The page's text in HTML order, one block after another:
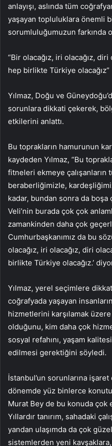
anlayışı, aslında tüm
yaşayan topluluklara önemli
sorumluluğumuzun farkında
“Bir olacağız, iri olacağız, diri
hep birlikte Türkiye olacağız”
Yılmaz, Doğu ve
sorunlara dikkati çekerek,
etkilerini anlattı.
Bu toprakların hamurunun
kaydeden Yılmaz, “Bu
fitneleri ekmeye çalışanların
beraberliğimizle,
kadar, bundan sonra da boşa
Veli’nin burada çok çok
zamankinden daha çok
Cumhurbaşkanımız da bu
olacağız, iri olacağız, diri
birlikte Türkiye olacağız.’
Yılmaz, yerel seçimlere
coğrafyada yaşayan
hizmetlerini karşılamak
olduğunu, kim daha çok
sosyal refahını, yaşam
edilmesi gerektiğini söyledi.
İstanbul’un sorunlarına
dönemde yüz binlerce
Murat Bey de bu konuda çok
Yıllardır tanırım, sahadaki
yandan ulaşımda da çok
sistemlerden yeni